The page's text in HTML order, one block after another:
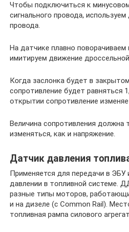
Чтобы подключиться к
сигнального провода,
провода.
На датчике плавно
имитируем движение
Когда заслонка будет в
сопротивление будет равняться
открытии сопротивление
Величина сопротивления должна
изменяться, как и напряжение.
Датчик давления
Применяется для передачи в ЭБУ
давлении в топливной системе.
разные типы моторов,
и на дизеле (с Common Rail).
топливная рампа силового